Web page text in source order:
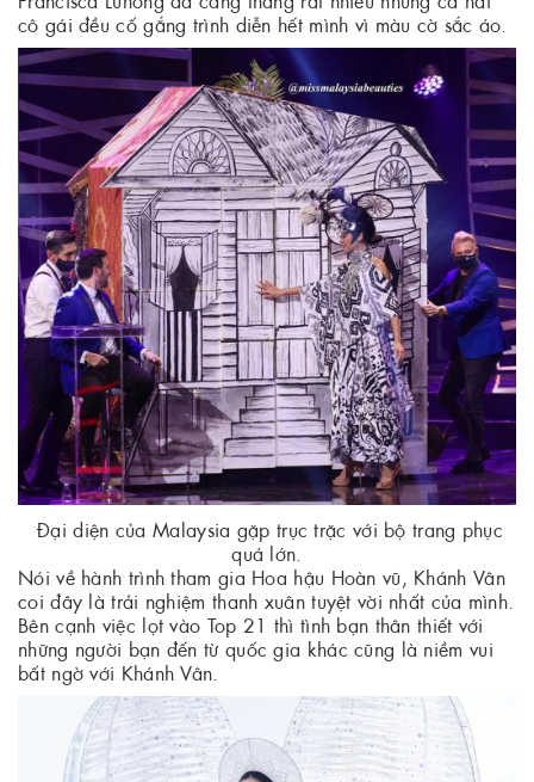
cô gái đều cố gắng trình diễn hết mình vì màu cờ sắc áo.
Đại diện của Malaysia gặp trục trặc với bộ trang phục
quá lớn.
Nói về hành trình tham gia Hoa hậu Hoàn vũ, Khánh Vân
coi đây là trải nghiệm thanh xuân tuyệt vời nhất của mình.
Bên cạnh việc lọt vào Top 21 thì tình bạn thân thiết với
những người bạn đến từ quốc gia khác cũng là niềm vui
bất ngờ với Khánh Vân.